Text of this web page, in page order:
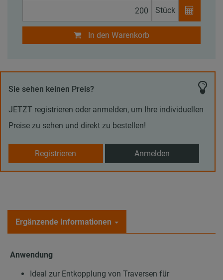
Stück
In den Warenkorb
Sie sehen keinen Preis?
JETZT registrieren oder anmelden, um Ihre individuellen
Preise zu sehen und direkt zu bestellen!
Registrieren Anmelden
Ergänzende Informationen
Anwendung
Ideal zur Entkopplung von Traversen für